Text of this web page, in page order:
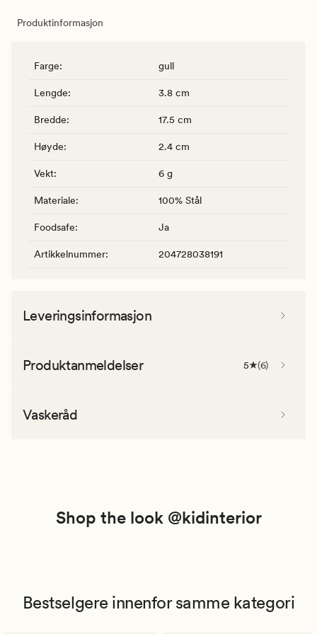
Produktinformasjon
Farge: gull
Lengde: 3.8 cm
Bredde: 17.5 cm
Høyde: 2.4 cm
Vekt: 6 g
Materiale: 100% Stål
Foodsafe: Ja
Artikkelnummer: 204728038191
Leveringsinformasjon
Produktanmeldelser 5 (6)
Vaskeråd
Shop the look @kidinterior
Bestselgere innenfor samme kategori